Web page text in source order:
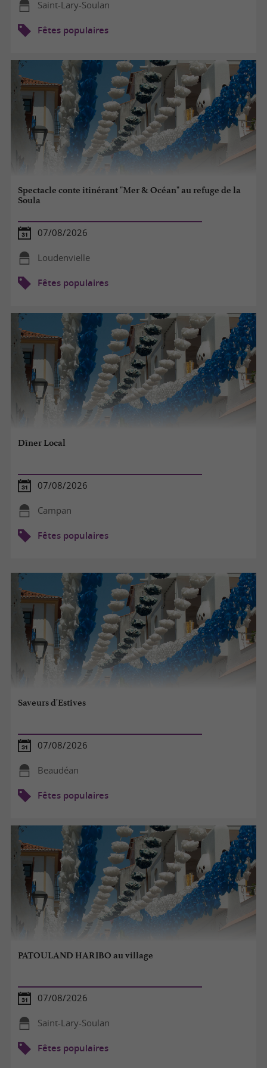
Saint-Lary-Soulan
Fêtes populaires
Spectacle conte itinérant "Mer & Océan" au refuge de la
Soula
07/08/2026
Loudenvielle
Fêtes populaires
Dîner Local
07/08/2026
Campan
Fêtes populaires
Saveurs d'Estives
07/08/2026
Beaudéan
Fêtes populaires
PATOULAND HARIBO au village
07/08/2026
Saint-Lary-Soulan
Fêtes populaires